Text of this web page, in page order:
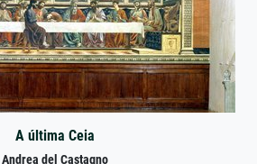
A última Ceia
Andrea del Castagno